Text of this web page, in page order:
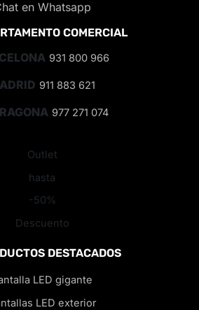
en Whatsapp
COMERCIAL
931 800 966
911 883 621
977 271 074
Outlet
hasta
-50%
Descuento
DESTACADOS
LED gigante
LED exterior